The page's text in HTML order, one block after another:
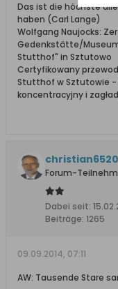
Das ist die höchste
haben (Carl Lange)
Wolfgang Naujocks:
Gedenkstätte/
Stutthof" in Sztutowo
Certyfikowany
Stutthof w Sztutowie -
koncentracyjny i
Forum-
Dabei seit:
Beiträge: 1265
09.09.2014, 07:11
AW: Tausende Stare